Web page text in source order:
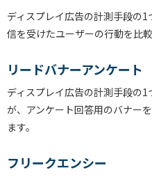
ディスプレイ広告の計測手段の
信を受けたユーザーの行動を比較
リードバナーアンケート
ディスプレイ広告の計測手段の
が、アンケート回答用のバナー
ます。
フリークエンシー